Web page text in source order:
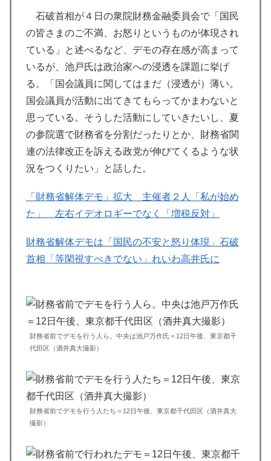
石破首相が４日の衆院財務金融委員会で「国民
の皆さまのご不満、お怒りというものが体現され
ている」と述べるなど、デモの存在感が高まって
いるが、池戸氏は政治家への浸透を課題に挙げ
る。「国会議員に関してはまだ（浸透が）薄い。
国会議員が活動に出てきてもらってかまわないと
思っている。そうした活動にしていきたいし、夏
の参院選で財務省を分割だったりとか、財務省関
連の法律改正を訴える政党が伸びてくるような状
況をつくりたい」と話した。
「財務省解体デモ」拡大 主催者２人「私が始め
た」 左右イデオロギーでなく「増税反対」
財務省解体デモは「国民の不安と怒り体現」石破
首相「等閑視すべきでない」れいわ高井氏に
財務省前でデモを行う人ら。中央は池戸万作氏＝12日午後、東京都千
代田区（酒井真大撮影）
財務省前でデモを行う人たち＝12日午後、東京都千代田区（酒井真大
撮影）